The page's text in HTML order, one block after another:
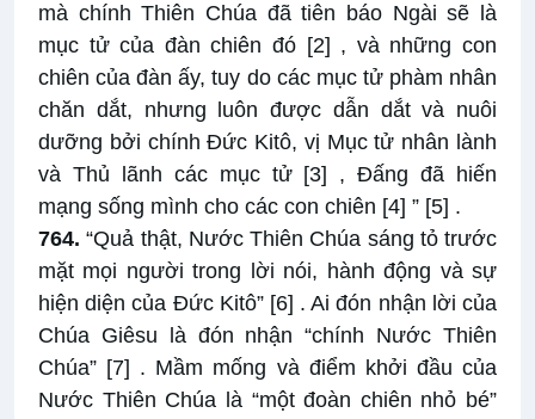
mà chính Thiên Chúa đã tiên báo Ngài sẽ là
mục tử của đàn chiên đó [2] , và những con
chiên của đàn ấy, tuy do các mục tử phàm nhân
chăn dắt, nhưng luôn được dẫn dắt và nuôi
dưỡng bởi chính Đức Kitô, vị Mục tử nhân lành
và Thủ lãnh các mục tử[3] , Đấng đã hiến
mạng sống mình cho các con chiên [4] ” [5] .
764. “Quả thật, Nước Thiên Chúa sáng tỏ trước
mặt mọi người trong lời nói, hành động và sự
hiện diện của Đức Kitô”[6] . Ai đón nhận lời của
Chúa Giêsu là đón nhận “chính Nước Thiên
Chúa” [7] . Mầm mống và điểm khởi đầu của
Nước Thiên Chúa là “một đoàn chiên nhỏ bé”